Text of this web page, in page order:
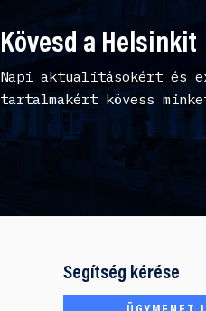
Kövesd a Helsinkit
Napi aktualitásokért és
tartalmakért kövess
Segítség kérése